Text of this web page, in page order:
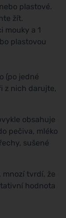
plastové.
žít.
mouky a 1
plastovou
(po jedné
z nich darujte,
obsahuje
pečiva, mléko
sušené
mnozí tvrdí, že
hodnota